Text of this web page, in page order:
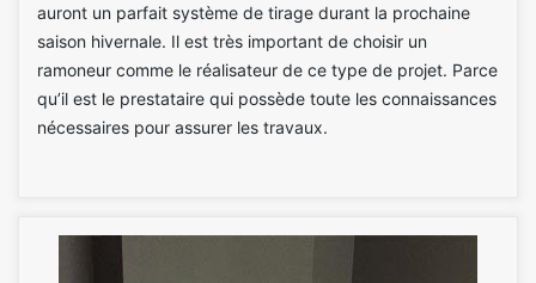
auront un parfait système de tirage durant la prochaine
saison hivernale. Il est très important de choisir un
ramoneur comme le réalisateur de ce type de projet. Parce
qu’il est le prestataire qui possède toute les connaissances
nécessaires pour assurer les travaux.